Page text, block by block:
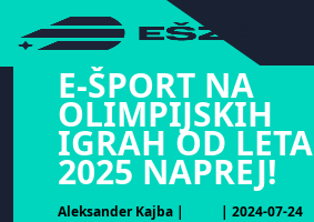
hihiiiiiiiiiii
E-ŠPORT NA
OLIMPIJSKIH
IGRAH OD LETA
2025 NAPREJ!
Aleksander Kajba |
| 2024-07-24